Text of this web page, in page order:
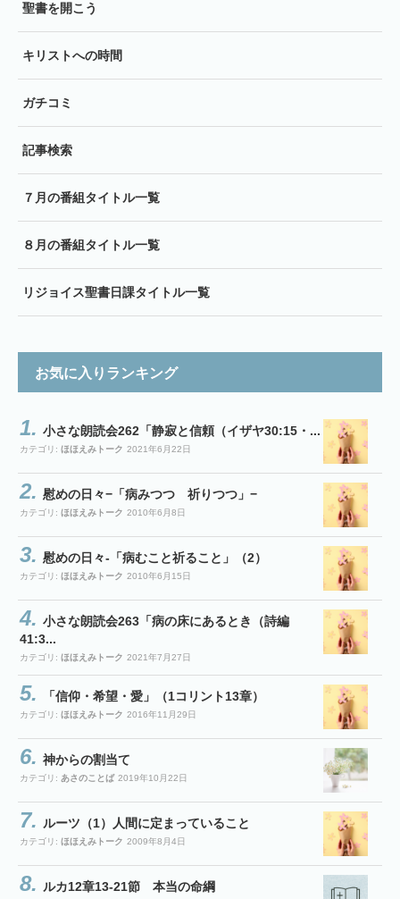
聖書を開こう
キリストへの時間
ガチコミ
記事検索
７月の番組タイトル一覧
８月の番組タイトル一覧
リジョイス聖書日課タイトル一覧
お気に入りランキング
小さな朗読会262「静寂と信頼（イザヤ30:15・...
カテゴリ: ほほえみトーク 2021年6月22日
慰めの日々−「病みつつ 祈りつつ」−
カテゴリ: ほほえみトーク 2010年6月8日
慰めの日々-「病むこと祈ること」（2）
カテゴリ: ほほえみトーク 2010年6月15日
小さな朗読会263「病の床にあるとき（詩編
41:3...
カテゴリ: ほほえみトーク 2021年7月27日
「信仰・希望・愛」（1コリント13章）
カテゴリ: ほほえみトーク 2016年11月29日
神からの割当て
カテゴリ: あさのことば 2019年10月22日
ルーツ（1）人間に定まっていること
カテゴリ: ほほえみトーク 2009年8月4日
ルカ12章13-21節 本当の命綱